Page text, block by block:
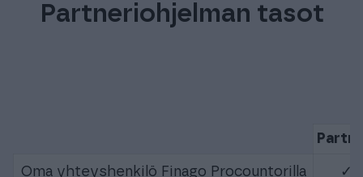
Partneriohjelman tasot
Oma yhteyshenkilö Finago Procountorilla ✓